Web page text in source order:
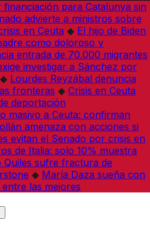
para Catalunya sin
advierte a ministros sobre
en Ceuta ◆ El hijo de Biden
como doloroso y
entrada de 70.000 migrantes
investigar a Sánchez por
◆ Lourdes Reyzábal denuncia
fronteras ◆ Crisis en Ceuta
deportación
masivo a Ceuta: confirman
amenaza con acciones si
evitan el Senado por crisis en
de Italia: solo 10% muestra
Quiles sufre fractura de
◆ María Daza sueña con
las mejores